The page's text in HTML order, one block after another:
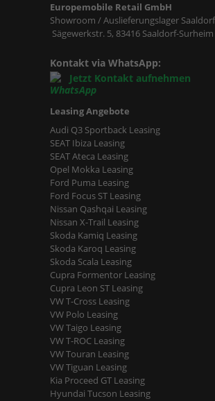
Europemobile Retail GmbH
Showroom / Auslieferungslager
Sägewerkstr. 5, 83416 Saaldorf-Surheim
Kontakt via WhatsApp:
Jetzt Kontakt aufnehmen
Leasing Angebote
Audi Q3 Sportback Leasing
SEAT Ibiza Leasing
SEAT Ateca Leasing
Opel Mokka Leasing
Ford Puma Leasing
Ford Focus ST Leasing
Nissan Qashqai Leasing
Nissan X-Trail Leasing
Skoda Kamiq Leasing
Skoda Karoq Leasing
Skoda Scala Leasing
Cupra Formentor Leasing
Cupra Leon ST Leasing
VW T-Cross Leasing
VW Polo Leasing
VW Taigo Leasing
VW T-ROC Leasing
VW Touran Leasing
VW Tiguan Leasing
Kia Proceed GT Leasing
Hyundai Tucson Leasing